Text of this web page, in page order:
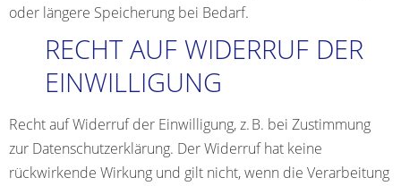
oder längere Speicherung bei Bedarf.
RECHT AUF WIDERRUF DER
EINWILLIGUNG
Recht auf Widerruf der Einwilligung, z. B. bei Zustimmung
zur Datenschutzerklärung. Der Widerruf hat keine
rückwirkende Wirkung und gilt nicht, wenn die Verarbeitung